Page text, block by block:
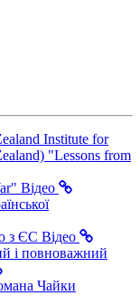
Institute for
"Lessons from
Відео
з ЄС Відео
і повноважний
Чайки